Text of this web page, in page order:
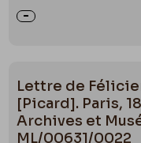
Lettre de
[Picard]. Paris,
Archives et
ML/00631/0022